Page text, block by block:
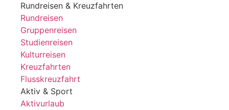
Rundreisen & Kreuzfahrten
Rundreisen
Gruppenreisen
Studienreisen
Kulturreisen
Kreuzfahrten
Flusskreuzfahrt
Aktiv & Sport
Aktivurlaub